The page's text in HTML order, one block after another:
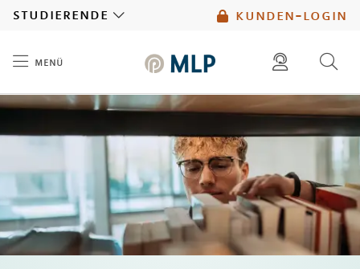
kunden-login
studierende
menü
diese website durchsuchen
mlp berater finden
Inhalt